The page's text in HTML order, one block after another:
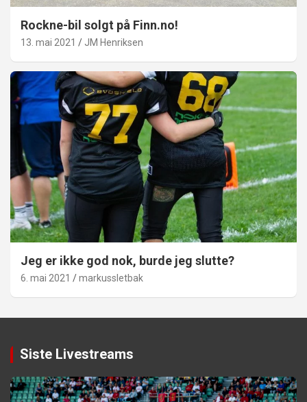
Rockne-bil solgt på Finn.no!
13. mai 2021 JM Henriksen
Jeg er ikke god nok, burde jeg slutte?
6. mai 2021 markussletbak
Siste Livestreams